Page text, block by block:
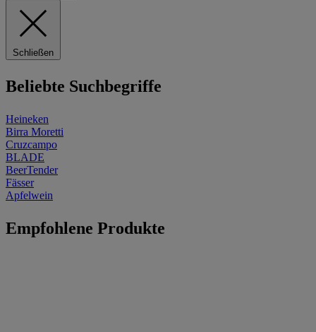
Schließen
Beliebte Suchbegriffe
Heineken
Birra Moretti
Cruzcampo
BLADE
BeerTender
Fässer
Apfelwein
Empfohlene Produkte